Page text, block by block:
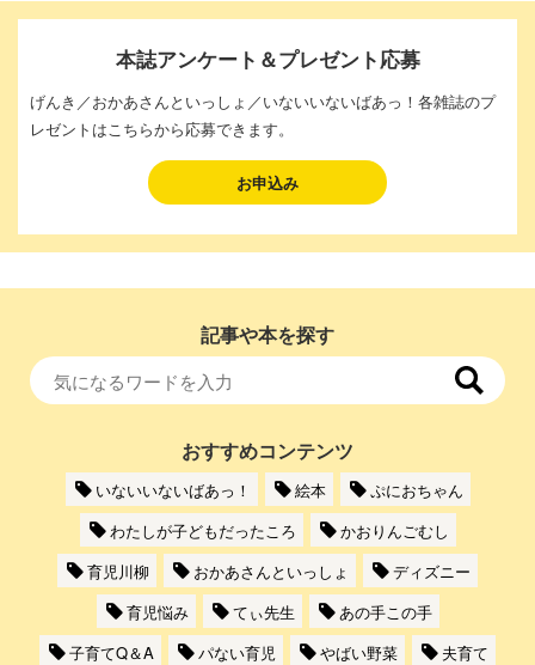
本誌アンケート＆プレゼント応募
げんき／おかあさんといっしょ／いないいないばあっ！各雑誌のプ
レゼントはこちらから応募できます。
お申込み
記事や本を探す
おすすめコンテンツ
いないいないばあっ！ 絵本
ぷにおちゃん
わたしが子どもだったころ
かおりんごむし
育児川柳
おかあさんといっしょ
ディズニー
育児悩み
てぃ先生
あの手この手
子育てQ＆A
パない育児 やばい野菜 夫育て